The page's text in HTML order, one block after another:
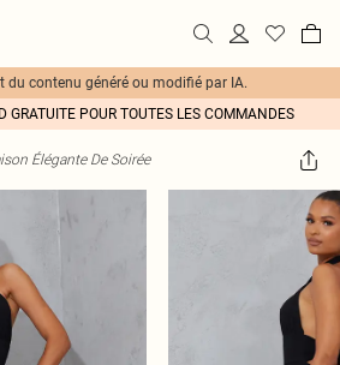
du contenu généré ou modifié par IA.
GRATUITE POUR TOUTES LES COMMANDES
Élégante De Soirée